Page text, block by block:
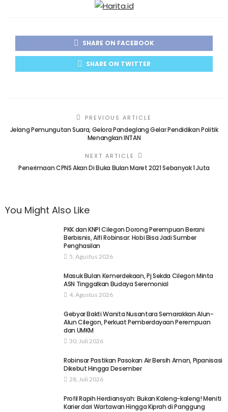
SHARE ON FACEBOOK
SHARE ON TWITTER
PREVIOUS ARTICLE
Jelang Pemungutan Suara, Gelora Pandeglang Gelar Pendidikan Politik
Menangkan INTAN
NEXT ARTICLE
Penerimaan CPNS Akan Di Buka Bulan Maret 2021 Sebanyak 1 Juta
You Might Also Like
PKK dan KNPI Cilegon Dorong Perempuan Berani
Berbisnis, Alfi Robinsar: Hobi Bisa Jadi Sumber
Penghasilan
5, Agustus 2026
Masuk Bulan Kemerdekaan, Pj Sekda Cilegon Minta
ASN Tinggalkan Budaya Seremonial
4, Agustus 2026
Gebyar Bakti Wanita Nusantara Semarakkan Alun-
Alun Cilegon, Perkuat Pemberdayaan Perempuan
dan UMKM
30, Juli 2026
Robinsar Pastikan Pasokan Air Bersih Aman, Pipanisasi
Dikebut Hingga Desember
28, Juli 2026
Profil Rapih Herdiansyah: Bukan Kaleng-kaleng! Meniti
Karier dari Wartawan Hingga Kiprah di Panggung